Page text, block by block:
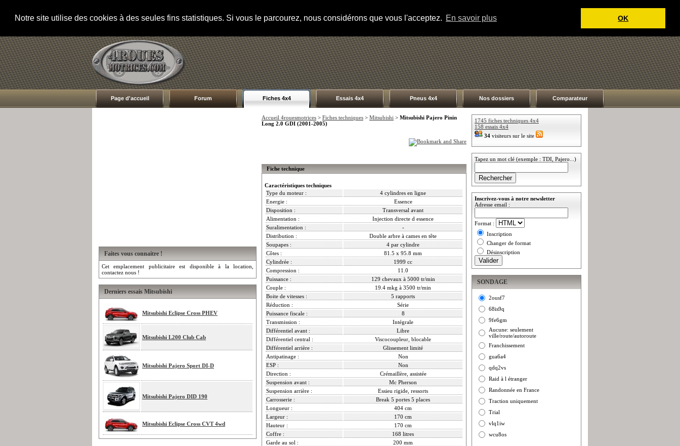
Notre site utilise des cookies à des seules fins statistiques. Si vous le parcourez, nous considérons que vous l'acceptez. En savoir plus OK
Page d'accueil Forum Fiches 4x4 Essais 4x4 Pneus 4x4 Nos dossiers Comparateur
Faites vous connaitre !
Cet emplacement publicitaire est disponible à la location,
contactez nous !
Derniers essais Mitsubishi
Mitsubishi Eclipse Cross PHEV
Mitsubishi L200 Club Cab
Mitsubishi Pajero Sport DI-D
Mitsubishi Pajero DID 190
Mitsubishi Eclipse Cross CVT 4wd
Accueil 4rouesmotrices > Fiches techniques > Mitsubishi > Mitsubishi Pajero Pinin
Long 2.0 GDI (2001-2005)
Fiche technique
Caractéristiques techniques
Type du moteur :
4 cylindres en ligne
Energie :
Essence
Disposition :
Transversal avant
Alimentation :
Injection directe d essence
Suralimentation :
-
Distribution :
Double arbre à cames en tête
Soupapes :
4 par cylindre
Côtes :
81.5 x 95.8 mm
Cylindrée :
1999 cc
Compression :
11.0
Puissance :
129 chevaux à 5000 tr/min
Couple :
19.4 mkg à 3500 tr/min
Boite de vitesses :
5 rapports
Réduction :
Série
Puissance fiscale :
8
Transmission :
Intégrale
Différentiel avant :
Libre
Différentiel central :
Viscocoupleur, blocable
Différentiel arrière :
Glissement limité
Antipatinage :
Non
ESP :
Non
Direction :
Crémaillère, assistée
Suspension avant :
Mc Pherson
Suspension arrière :
Essieu rigide, ressorts
Carrosserie :
Break 5 portes 5 places
Longueur :
404 cm
Largeur :
170 cm
Hauteur :
170 cm
Coffre :
168 litres
Garde au sol :
200 mm
1745 fiches techniques 4x4
158 essais 4x4
34 visiteurs sur le site
Tapez un mot clé (exemple : TDI, Pajero...)
Inscrivez-vous à notre newsletter
Adresse email :
Format :
Inscription
Changer de format
Désinscription
SONDAGE
2ousf7
68is9q
9fe6gm
Aucune: seulement
ville/route/autoroute
Franchissement
gua6a4
qdq2vs
Raid à l étranger
Randonnée en France
Traction uniquement
Trial
vlq1iw
wcu8os